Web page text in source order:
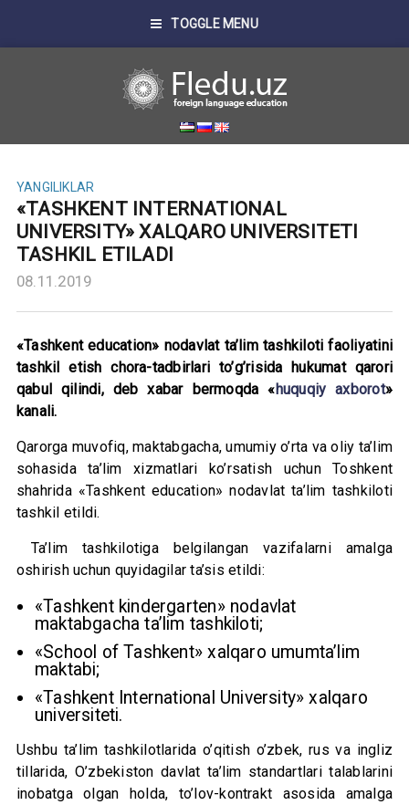
TOGGLE MENU
YANGILIKLAR
«TASHKENT INTERNATIONAL
UNIVERSITY» XALQARO UNIVERSITETI
TASHKIL ETILADI
08.11.2019
«Tashkent education» nodavlat ta’lim tashkiloti faoliyatini
tashkil etish chora-tadbirlari to’g’risida hukumat qarori
qabul qilindi, deb xabar bermoqda «huquqiy axborot»
kanali.
Qarorga muvofiq, maktabgacha, umumiy o’rta va oliy ta’lim
sohasida ta’lim xizmatlari ko’rsatish uchun Toshkent
shahrida «Tashkent education» nodavlat ta’lim tashkiloti
tashkil etildi.
Ta’lim tashkilotiga belgilangan vazifalarni amalga
oshirish uchun quyidagilar ta’sis etildi:
«Tashkent kindergarten» nodavlat
maktabgacha ta’lim tashkiloti;
«School of Tashkent» xalqaro umumta’lim
maktabi;
«Tashkent International University» xalqaro
universiteti.
Ushbu ta’lim tashkilotlarida o’qitish o’zbek, rus va ingliz
tillarida, O’zbekiston davlat ta’lim standartlari talablarini
inobatga olgan holda, to’lov-kontrakt asosida amalga